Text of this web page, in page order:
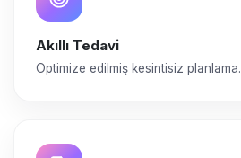
Akıllı Tedavi
Optimize edilmiş kesintisiz planlama.